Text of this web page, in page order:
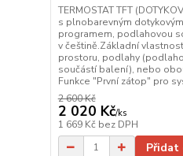
TERMOSTAT TFT
s plnobarevným
programem, podlahovou
v češtině.Základní
prostoru, podlahy
součástí balení), nebo
Funkce "První zátop" pro
2 600 Kč
2 020 Kč/ks
1 669 Kč bez DPH
Přidat